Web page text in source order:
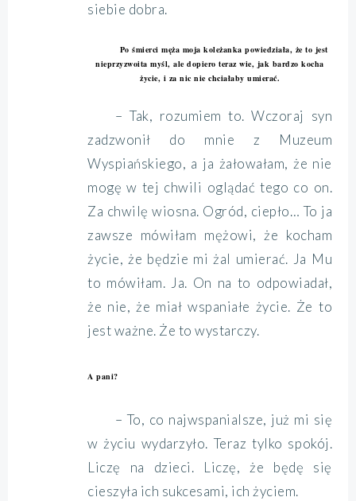
siebie dobra.
Po śmierci męża moja koleżanka powiedziała, że to jest
nieprzyzwoita myśl, ale dopiero teraz wie, jak bardzo kocha
życie, i za nic nie chciałaby umierać.
– Tak, rozumiem to. Wczoraj syn
zadzwonił do mnie z Muzeum
Wyspiańskiego, a ja żałowałam, że nie
mogę w tej chwili oglądać tego co on.
Za chwilę wiosna. Ogród, ciepło… To ja
zawsze mówiłam mężowi, że kocham
życie, że będzie mi żal umierać. Ja Mu
to mówiłam. Ja. On na to odpowiadał,
że nie, że miał wspaniałe życie. Że to
jest ważne. Że to wystarczy.
A pani?
– To, co najwspanialsze, już mi się
w życiu wydarzyło. Teraz tylko spokój.
Liczę na dzieci. Liczę, że będę się
cieszyła ich sukcesami, ich życiem.